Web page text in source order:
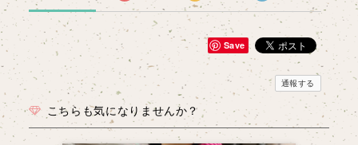
Save
通報する
こちらも気になりませんか？